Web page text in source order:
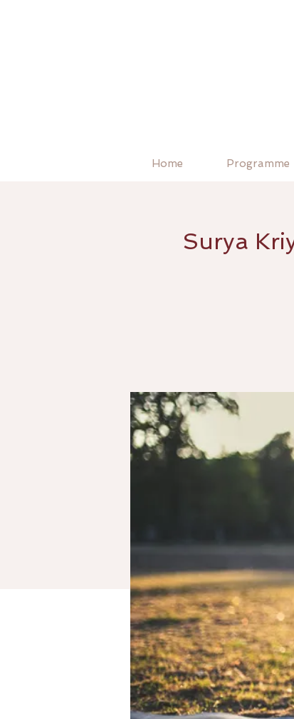
Home Programme
Surya